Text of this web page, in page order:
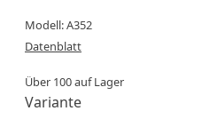
Modell: A352
Datenblatt
Über 100 auf Lager
Variante